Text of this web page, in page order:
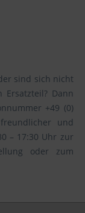
sind sich nicht
Dann
+49 (0)
und
– 17:30 Uhr zur
oder zum